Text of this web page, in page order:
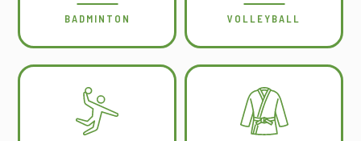
BADMINTON VOLLEYBALL